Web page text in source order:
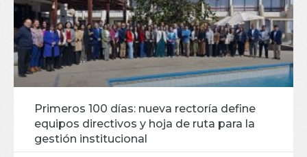
Primeros 100 días: nueva rectoría define
equipos directivos y hoja de ruta para la
gestión institucional